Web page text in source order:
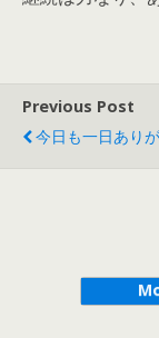
Previous Post
今日も一日あり